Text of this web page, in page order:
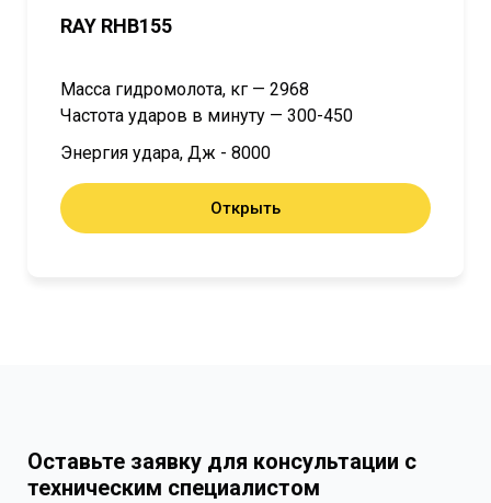
RAY RHB155
Масса гидромолота, кг — 2968
Частота ударов в минуту — 300-450
Энергия удара, Дж - 8000
Открыть
Оставьте заявку для консультации с
техническим специалистом